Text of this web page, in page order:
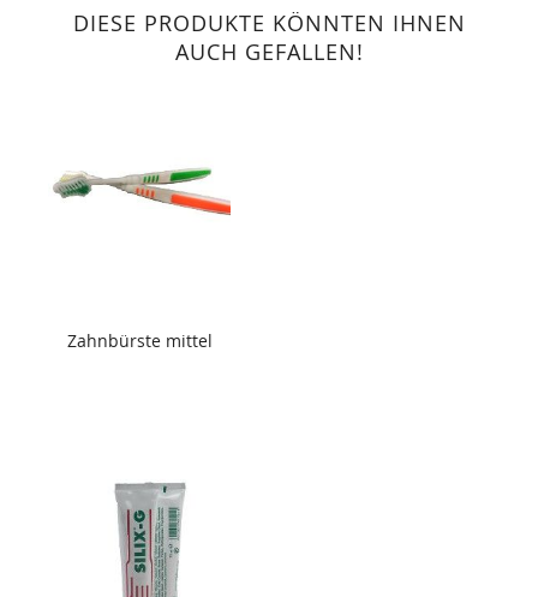
DIESE PRODUKTE KÖNNTEN IHNEN
AUCH GEFALLEN!
Zahnbürste mittel